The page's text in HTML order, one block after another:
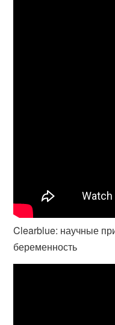
Clearblue: научные
беременность